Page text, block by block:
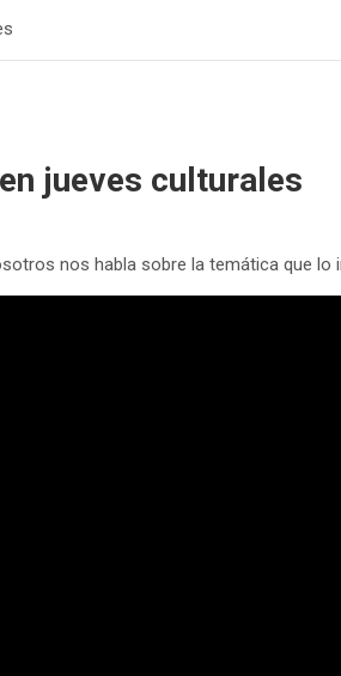
jueves culturales
nos habla sobre la temática que lo